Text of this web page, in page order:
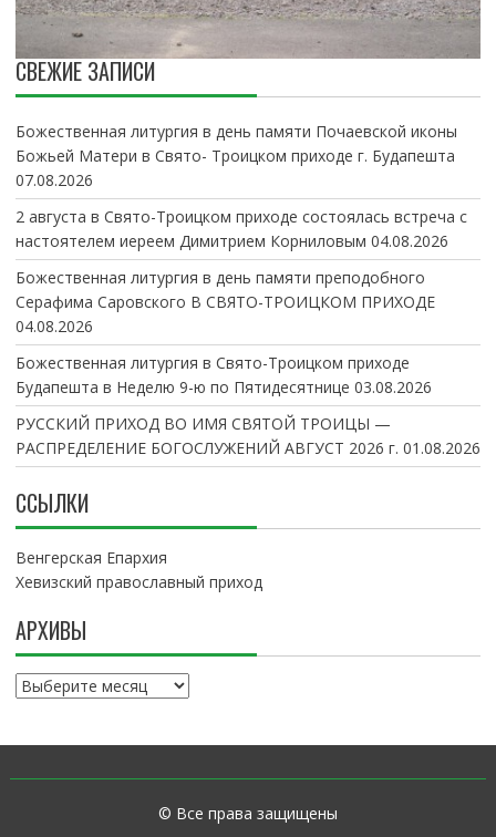
СВЕЖИЕ ЗАПИСИ
Божественная литургия в день памяти Почаевской иконы
Божьей Матери в Свято- Троицком приходе г. Будапешта
07.08.2026
2 августа в Свято-Троицком приходе состоялась встреча с
настоятелем иереем Димитрием Корниловым 04.08.2026
Божественная литургия в день памяти преподобного
Серафима Саровского В СВЯТО-ТРОИЦКОМ ПРИХОДЕ
04.08.2026
Божественная литургия в Свято-Троицком приходе
Будапешта в Неделю 9-ю по Пятидесятнице 03.08.2026
РУССКИЙ ПРИХОД ВО ИМЯ СВЯТОЙ ТРОИЦЫ —
РАСПРЕДЕЛЕНИЕ БОГОСЛУЖЕНИЙ АВГУСТ 2026 г. 01.08.2026
ССЫЛКИ
Венгерская Епархия
Хевизский православный приход
АРХИВЫ
А
в
© Все права защищены